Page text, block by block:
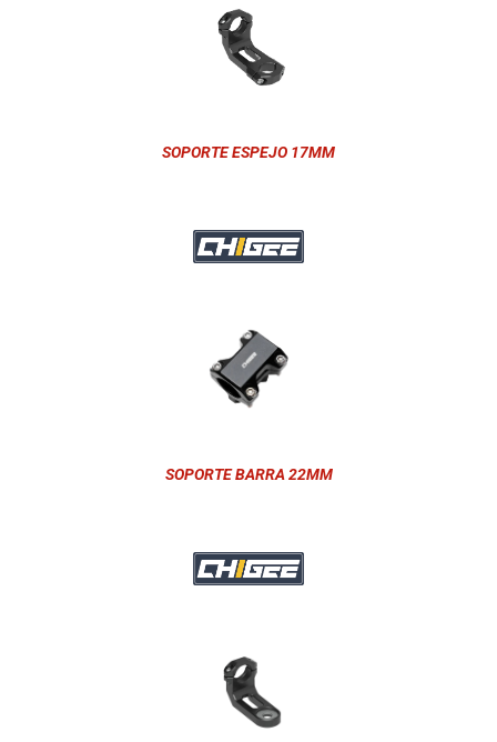
SOPORTE ESPEJO 17MM
SOPORTE BARRA 22MM